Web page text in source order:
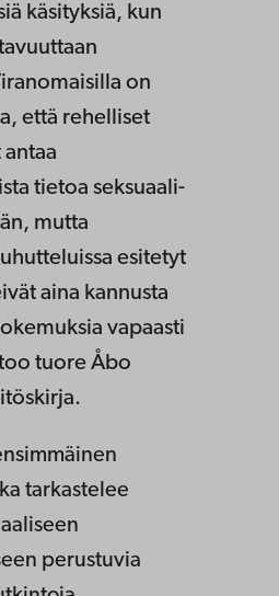
käsityksiä, kun
on
että rehelliset
tietoa seksuaali-
mutta
esitetyt
aina kannusta
vapaasti
tuore Åbo
tarkastelee
perustuvia